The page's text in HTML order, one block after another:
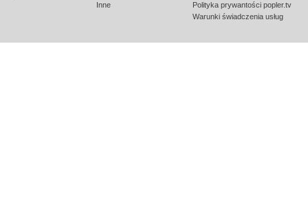
Inne
Polityka prywantości popler.tv
Warunki świadczenia usług